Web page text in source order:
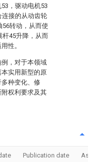
，驱动电机53
连接的从动齿轮
56转动，从而使
杆45升降，从而
性。
，对于本领域
实用新型的原
种变化、修
权利要求及其
Publication date